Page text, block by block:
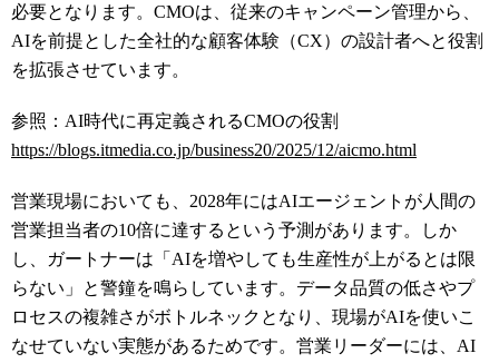
必要となります。CMOは、従来のキャンペーン管理から、
AIを前提とした全社的な顧客体験（CX）の設計者へと役割
を拡張させています。
参照：AI時代に再定義されるCMOの役割
https://blogs.itmedia.co.jp/business20/2025/12/aicmo.html
営業現場においても、2028年にはAIエージェントが人間の
営業担当者の10倍に達するという予測があります。しか
し、ガートナーは「AIを増やしても生産性が上がるとは限
らない」と警鐘を鳴らしています。データ品質の低さやプ
ロセスの複雑さがボトルネックとなり、現場がAIを使いこ
なせていない実態があるためです。営業リーダーには、AI